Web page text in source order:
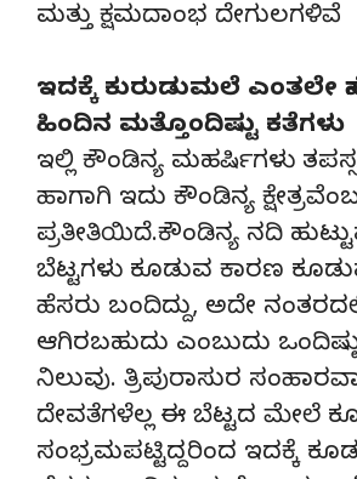
ಮತ್ತು ಕ್ಷಮದಾಂಭ ದೇಗುಲಗಳಿವೆ
ಇದಕ್ಕೆ ಕುರುಡುಮಲೆ ಎಂತಲೇ
ಹಿಂದಿನ ಮತ್ತೊಂದಿಷ್ಟು ಕತೆಗಳು
ಇಲ್ಲಿ ಕೌಂಡಿನ್ಯ ಮಹರ್ಷಿಗಳು
ಹಾಗಾಗಿ ಇದು ಕೌಂಡಿನ್ಯ
ಪ್ರತೀತಿಯಿದೆ.ಕೌಂಡಿನ್ಯ ನದಿ
ಬೆಟ್ಟಗಳು ಕೂಡುವ ಕಾರಣ
ಹೆಸರು ಬಂದಿದ್ದು, ಅದೇ
ಆಗಿರಬಹುದು ಎಂಬುದು
ನಿಲುವು. ತ್ರಿಪುರಾಸುರ
ದೇವತೆಗಳೆಲ್ಲ ಈ ಬೆಟ್ಟದ ಮೇಲೆ
ಸಂಭ್ರಮಪಟ್ಟಿದ್ದರಿಂದ ಇದಕ್ಕೆ